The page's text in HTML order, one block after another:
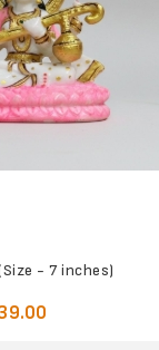
- 7 inches)